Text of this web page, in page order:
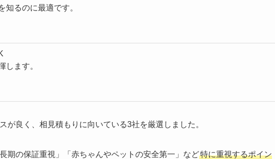
知るのに最適です。
します。
が良く、相見積もりに向いている3社を厳選しました。
期の保証重視」「赤ちゃんやペットの安全第一」など特に重視するポイン